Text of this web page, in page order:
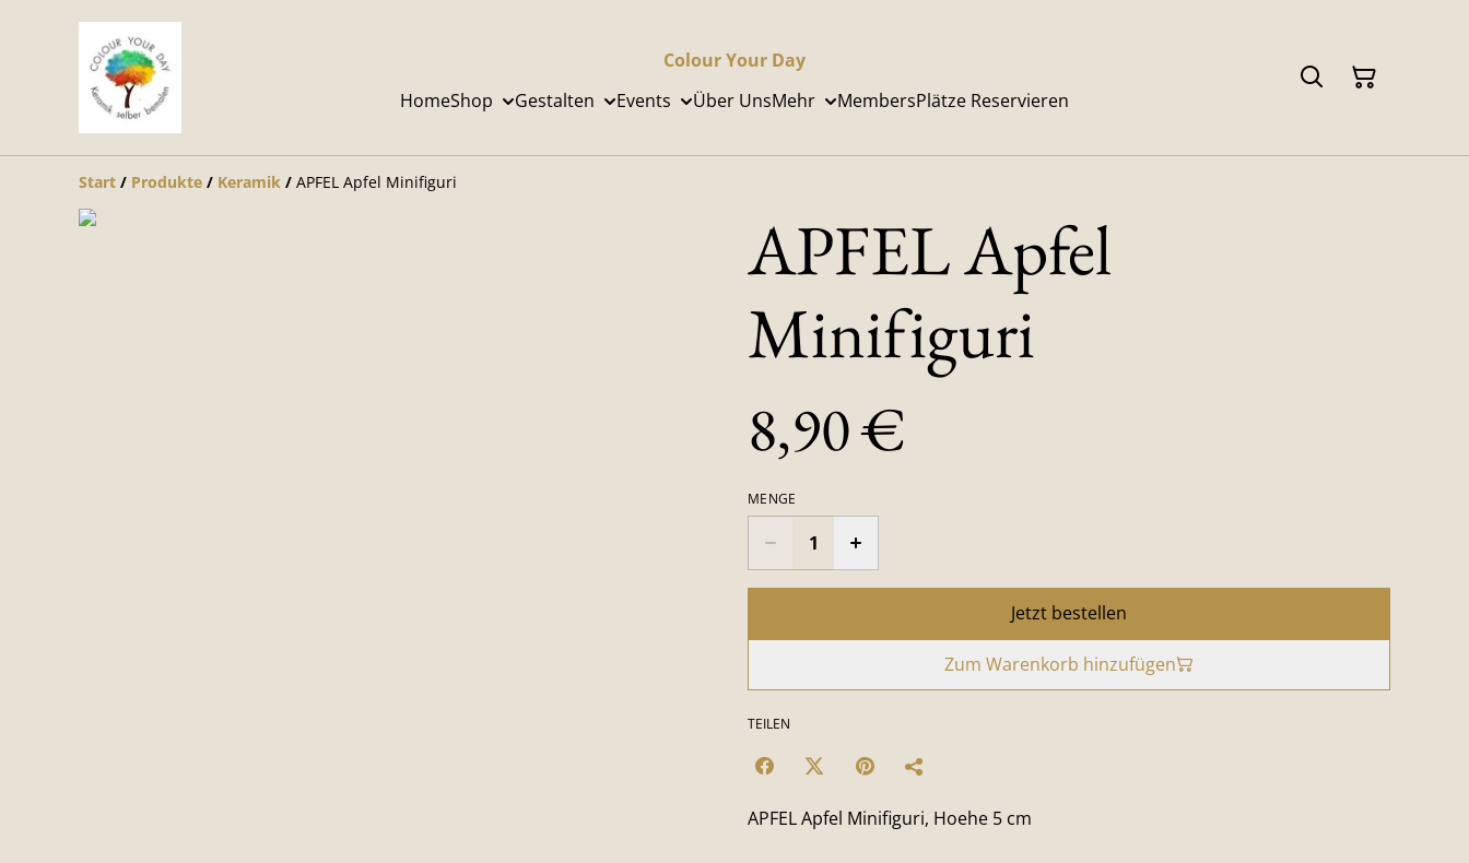
Colour Your Day
HomeShop Gestalten Events Über UnsMehr MembersPlätze Reservieren
Start / Produkte / Keramik / APFEL Apfel Minifiguri
APFEL Apfel
Minifiguri
8,90 €
MENGE
Jetzt bestellen
Zum Warenkorb hinzufügen
TEILEN
APFEL Apfel Minifiguri, Hoehe 5 cm